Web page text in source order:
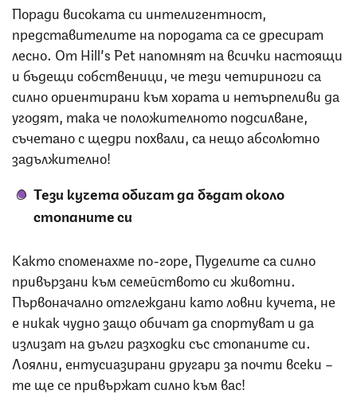
Поради високата си интелигентност,
представителите на породата са се дресират
лесно. От Hill’s Pet напомнят на всички настоящи
и бъдещи собственици, че тези четириноги са
силно ориентирани към хората и нетърпеливи да
угодят, така че положителното подсилване,
съчетано с щедри похвали, са нещо абсолютно
задължително!
Тези кучета обичат да бъдат около
стопаните си
Както споменахме по-горе, Пуделите са силно
привързани към семейството си животни.
Първоначално отглеждани като ловни кучета, не
е никак чудно защо обичат да спортуват и да
излизат на дълги разходки със стопаните си.
Лоялни, ентусиазирани другари за почти всеки –
те ще се привържат силно към вас!